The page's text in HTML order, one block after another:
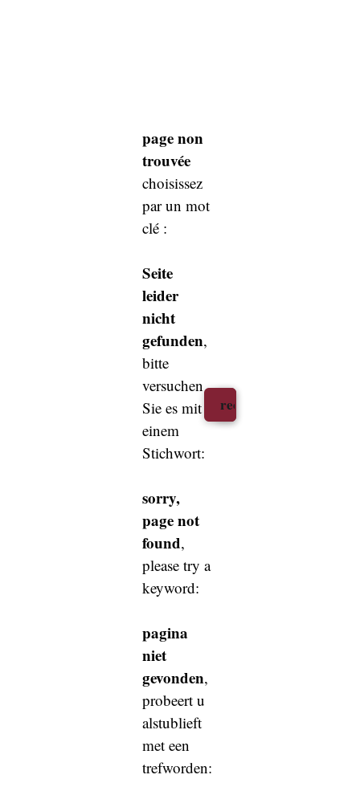
page non
trouvée
choisissez
par un mot
clé :
Seite
leider
nicht
gefunden,
bitte
versuchen
Sie es mit
einem
Stichwort:
sorry,
page not
found,
please try a
keyword:
pagina
niet
gevonden,
probeert u
alstublieft
met een
trefworden: